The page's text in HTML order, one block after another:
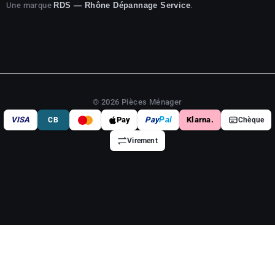
Une marque RDS — Rhône Dépannage Service.
© 2026 Pièces Ménager
VISA
CB Pay PayPal Klarna. Chèque
Virement